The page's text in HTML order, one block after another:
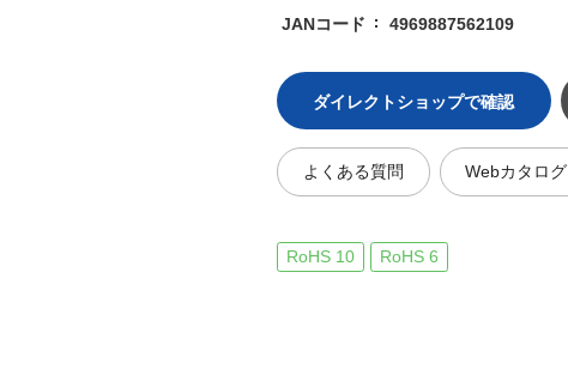
JANコード
4969887562109
ダイレクトショップで確認
よくある質問 Webカタログ
RoHS 10 RoHS 6